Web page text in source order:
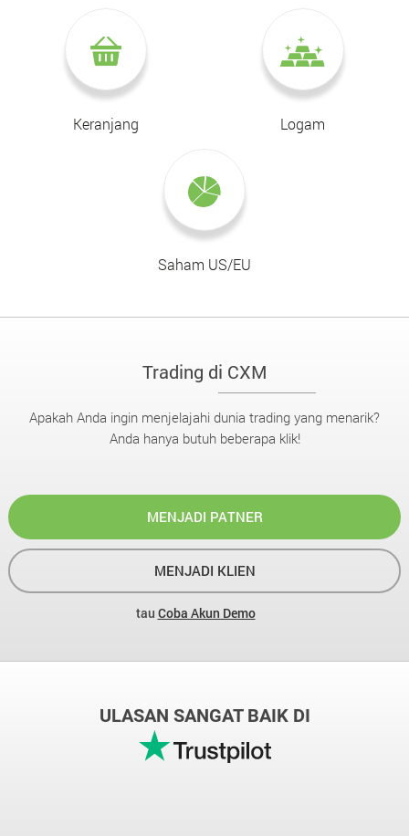
Keranjang Logam
Saham US/EU
Trading di CXM
Apakah Anda ingin menjelajahi dunia trading yang menarik?
Anda hanya butuh beberapa klik!
MENJADI PATNER
MENJADI KLIEN
tau Coba Akun Demo
ULASAN SANGAT BAIK DI